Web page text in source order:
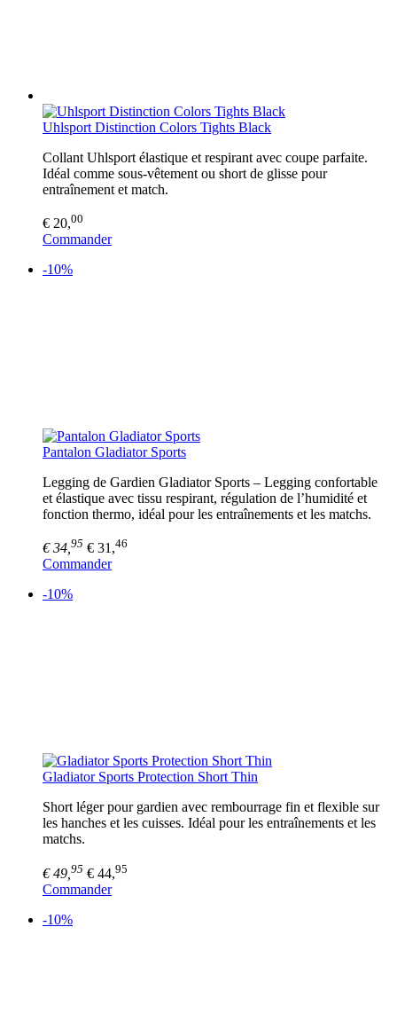
Uhlsport Distinction Colors Tights Black
Collant Uhlsport élastique et respirant avec coupe parfaite.
Idéal comme sous-vêtement ou short de glisse pour
entraînement et match.
€ 20,00
Commander
-10%
Pantalon Gladiator Sports
Legging de Gardien Gladiator Sports – Legging confortable
et élastique avec tissu respirant, régulation de l’humidité et
fonction thermo, idéal pour les entraînements et les matchs.
€ 34, 95 € 31,46
Commander
-10%
Gladiator Sports Protection Short Thin
Short léger pour gardien avec rembourrage fin et flexible sur
les hanches et les cuisses. Idéal pour les entraînements et les
matchs.
€ 49, 95 € 44,95
Commander
-10%